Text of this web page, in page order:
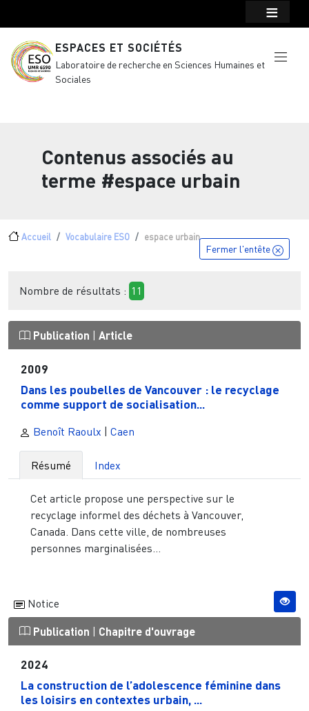
ESPACES ET SOCIÉTÉS
Laboratoire de recherche en Sciences Humaines et
Sociales
Contenus associés au
terme #espace urbain
Fil d'Ariane
Accueil Vocabulaire ESO espace urbain
Fermer l'entête
Nombre de résultats : 11
Publication Article
2009
Dans les poubelles de Vancouver : le recyclage
comme support de socialisation...
Benoît Raoulx | Caen
Résumé Index
Cet article propose une perspective sur le
recyclage informel des déchets à Vancouver,
Canada. Dans cette ville, de nombreuses
personnes marginalisées...
Notice
Publication | Chapitre d'ouvrage
2024
La construction de l’adolescence féminine dans
les loisirs en contextes urbain, ...